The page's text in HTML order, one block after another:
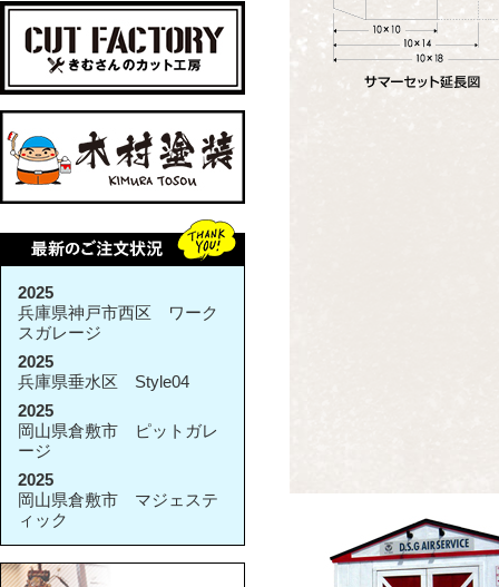
2025
兵庫県神戸市西区 ワーク
スガレージ
2025
兵庫県垂水区 Style04
2025
岡山県倉敷市 ピットガレ
ージ
2025
岡山県倉敷市 マジェステ
ィック
2025
兵庫県加古川市 その他